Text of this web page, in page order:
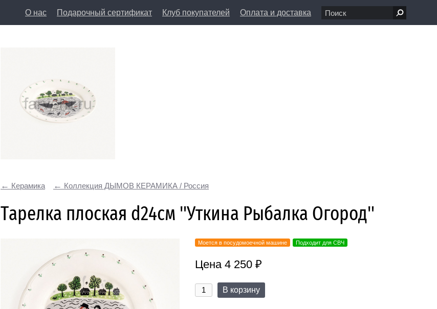
О нас Подарочный сертификат Клуб покупателей Оплата и доставка
Керамика Коллекция ДЫМОВ КЕРАМИКА / Россия
Тарелка плоская d24см "Уткина Рыбалка Огород"
Моется в посудомоечной машине Подходит для СВЧ
Цена 4 250 ₽
В корзину